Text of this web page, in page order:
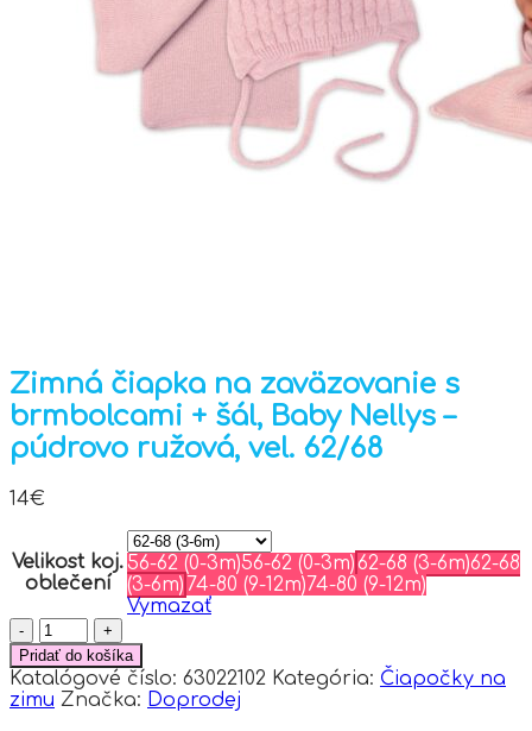
Zimná čiapka na zaväzovanie s
brmbolcami + šál, Baby Nellys –
púdrovo ružová, vel. 62/68
14€
Velikost koj.
oblečení
56-62 (0-3m)56-62 (0-3m)62-68 (3-6m)62-68
(3-6m) 74-80 (9-12m)74-80 (9-12m)
Vymazať
množstvo
Zimná
čiapka
na
zaväzovanie
Pridať do košíka
Katalógové číslo: 63022102 Kategória: Čiapočky na
zimu Značka: Doprodej